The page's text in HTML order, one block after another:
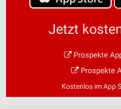
Jetzt
Prospekte
Prospekte
Kostenlos im App